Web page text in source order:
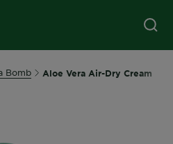
Bomb Aloe Vera Air-Dry Cream